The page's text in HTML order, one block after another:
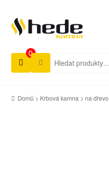
0 Hledat:
Ke stažení
Domů > Krbová kamna > na dřevo